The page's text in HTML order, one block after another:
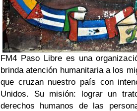
FM4 Paso Libre es una
brinda atención humanitaria a los
que cruzan nuestro país con
Unidos. Su misión: lograr un
derechos humanos de las